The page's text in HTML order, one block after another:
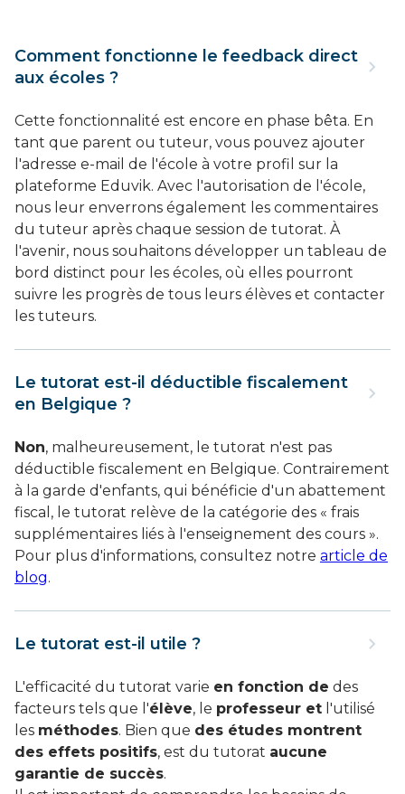
Comment fonctionne le feedback direct
aux écoles ?
Cette fonctionnalité est encore en phase bêta. En
tant que parent ou tuteur, vous pouvez ajouter
l'adresse e-mail de l'école à votre profil sur la
plateforme Eduvik. Avec l'autorisation de l'école,
nous leur enverrons également les commentaires
du tuteur après chaque session de tutorat. À
l'avenir, nous souhaitons développer un tableau de
bord distinct pour les écoles, où elles pourront
suivre les progrès de tous leurs élèves et contacter
les tuteurs.
Le tutorat est-il déductible fiscalement
en Belgique ?
Non, malheureusement, le tutorat n'est pas
déductible fiscalement en Belgique. Contrairement
à la garde d'enfants, qui bénéficie d'un abattement
fiscal, le tutorat relève de la catégorie des « frais
supplémentaires liés à l'enseignement des cours ».
Pour plus d'informations, consultez notre article de
blog.
Le tutorat est-il utile ?
L'efficacité du tutorat varie en fonction de des
facteurs tels que l'élève, le professeur et l'utilisé
les méthodes. Bien que des études montrent
des effets positifs, est du tutorat aucune
garantie de succès.